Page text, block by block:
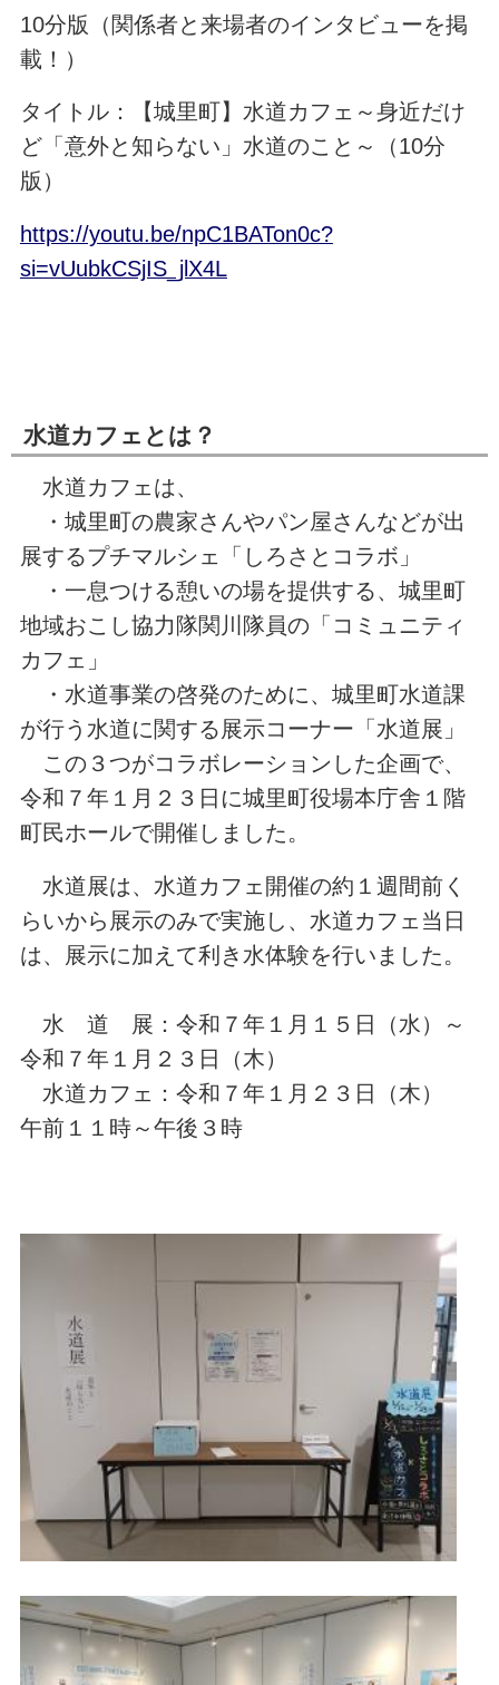
10分版（関係者と来場者のインタビューを掲
載！）
タイトル：【城里町】水道カフェ～身近だけ
ど「意外と知らない」水道のこと～（10分
版）
https://youtu.be/npC1BATon0c?
si=vUubkCSjIS_jlX4L
水道カフェとは？
水道カフェは、
・城里町の農家さんやパン屋さんなどが出
展するプチマルシェ「しろさとコラボ」
・一息つける憩いの場を提供する、城里町
地域おこし協力隊関川隊員の「コミュニティ
カフェ」
・水道事業の啓発のために、城里町水道課
が行う水道に関する展示コーナー「水道展」
この３つがコラボレーションした企画で、
令和７年１月２３日に城里町役場本庁舎１階
町民ホールで開催しました。
水道展は、水道カフェ開催の約１週間前く
らいから展示のみで実施し、水道カフェ当日
は、展示に加えて利き水体験を行いました。
水 道 展：令和７年１月１５日（水）～
令和７年１月２３日（木）
水道カフェ：令和７年１月２３日（木）
午前１１時～午後３時